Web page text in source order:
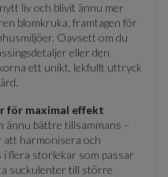
liv och blivit ännu mer
blomkruka, framtagen för
Oavsett om du
eller den
ett unikt, lekfullt uttryck
för maximal effekt
ännu bättre tillsammans –
att harmonisera och
flera storlekar som passar
suckulenter till större